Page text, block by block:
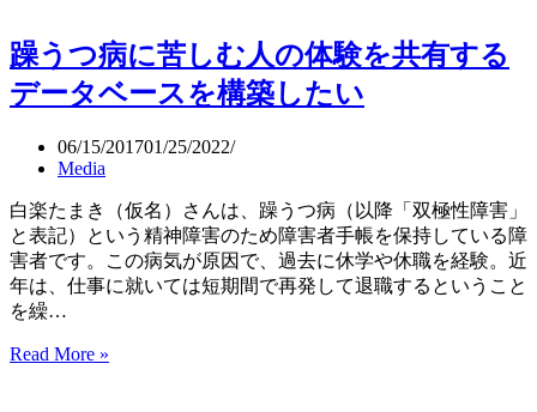
キ
ー
選
が
む
ス
タ
ー
ー）
本
版
サ
ー
躁うつ病に苦しむ人の体験を共有する
データベースを構築したい
06/15/201701/25/2022
Media
白楽たまき（仮名）さんは、躁うつ病（以降「双極性障害」
と表記）という精神障害のため障害者手帳を保持している障
害者です。この病気が原因で、過去に休学や休職を経験。近
年は、仕事に就いては短期間で再発して退職するということ
を繰…
Read More »